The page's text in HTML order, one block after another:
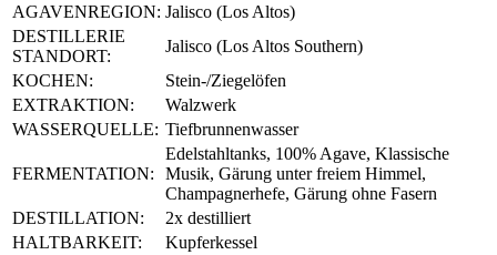
AGAVENREGION: Jalisco (Los Altos)
DESTILLERIE
STANDORT:
Jalisco (Los Altos Southern)
KOCHEN:
Stein-/Ziegelöfen
EXTRAKTION:
Walzwerk
WASSERQUELLE: Tiefbrunnenwasser
FERMENTATION:
Edelstahltanks, 100% Agave, Klassische
Musik, Gärung unter freiem Himmel,
Champagnerhefe, Gärung ohne Fasern
DESTILLATION:
2x destilliert
HALTBARKEIT:
Kupferkessel